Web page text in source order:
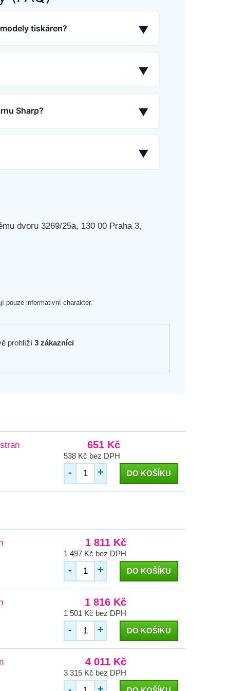
tiskáren? ▼
▼
Sharp? ▼
▼
dvoru 3269/25a, 130 00 Praha 3,
pouze informativní charakter.
prohlíží 3 zákazníci
651 Kč
538 Kč bez DPH
- + DO KOŠÍKU
1 811 Kč
1 497 Kč bez DPH
- + DO KOŠÍKU
1 816 Kč
1 501 Kč bez DPH
- + DO KOŠÍKU
4 011 Kč
3 315 Kč bez DPH